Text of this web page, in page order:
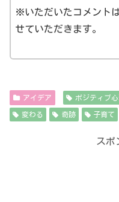
※いただいたコメント
せていただきます。
アイデア ポジティブ
変わる 奇跡 子育て
スポ